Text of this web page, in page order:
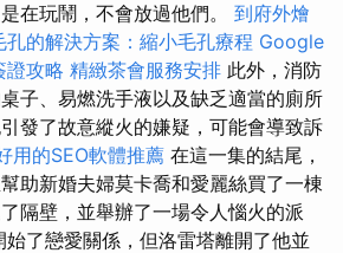
在玩鬧，不會放過他們。 到府外燴
孔的解決方案：縮小毛孔療程 Google
證攻略 精緻茶會服務安排 此外，消防
子、易燃洗手液以及缺乏適當的廁所
發了故意縱火的嫌疑，可能會導致訴
用的SEO軟體推薦 在這一集的結尾，
助新婚夫婦莫卡喬和愛麗絲買了一棟
隔壁，並舉辦了一場令人惱火的派
了戀愛關係，但洛雷塔離開了他並